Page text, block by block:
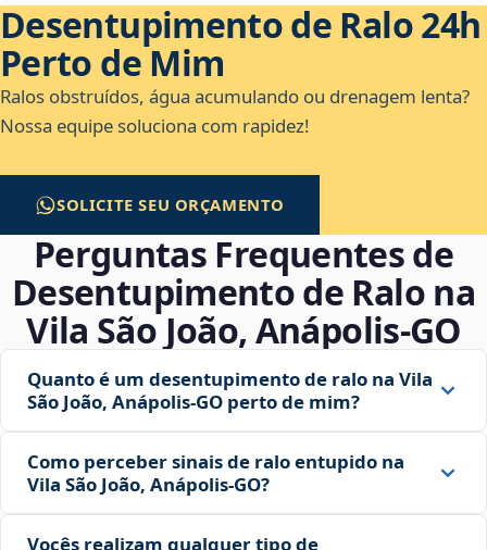
Desentupimento de Ralo 24h
Perto de Mim
Ralos obstruídos, água acumulando ou drenagem lenta?
Nossa equipe soluciona com rapidez!
SOLICITE SEU ORÇAMENTO
Perguntas Frequentes de
Desentupimento de Ralo na
Vila São João, Anápolis‑GO
Quanto é um desentupimento de ralo na Vila
São João, Anápolis‑GO perto de mim?
Como perceber sinais de ralo entupido na
Vila São João, Anápolis‑GO?
Vocês realizam qualquer tipo de